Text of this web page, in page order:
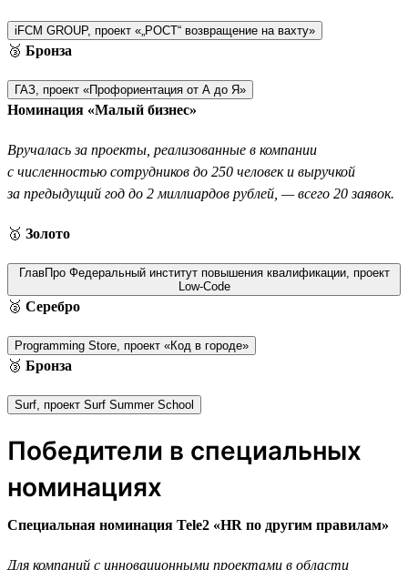
iFCM GROUP, проект «„РОСТ“ возвращение на вахту»
🥉 Бронза
ГАЗ, проект «Профориентация от А до Я»
Номинация «Малый бизнес»
Вручалась за проекты, реализованные в компании
с численностью сотрудников до 250 человек и выручкой
за предыдущий год до 2 миллиардов рублей, — всего 20 заявок.
🥇 Золото
ГлавПро Федеральный институт повышения квалификации, проект
Low-Code
🥈 Серебро
Programming Store, проект «Код в городе»
🥉 Бронза
Surf, проект Surf Summer School
Победители в специальных
номинациях
Специальная номинация Tele2 «HR по другим правилам»
Для компаний с инновационными проектами в области